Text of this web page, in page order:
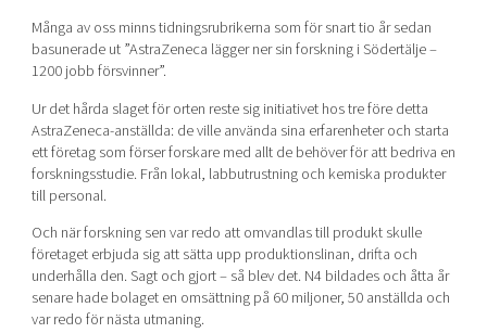
Ansök till Swedish Scaleups
In English
Många av oss minns tidningsrubrikerna som för snart tio år sedan
basunerade ut ”AstraZeneca lägger ner sin forskning i Södertälje –
1200 jobb försvinner”.
Ur det hårda slaget för orten reste sig initiativet hos tre före detta
AstraZeneca-anställda: de ville använda sina erfarenheter och starta
ett företag som förser forskare med allt de behöver för att bedriva en
forskningsstudie. Från lokal, labbutrustning och kemiska produkter
till personal.
Och när forskning sen var redo att omvandlas till produkt skulle
företaget erbjuda sig att sätta upp produktionslinan, drifta och
underhålla den. Sagt och gjort – så blev det. N4 bildades och åtta år
senare hade bolaget en omsättning på 60 miljoner, 50 anställda och
var redo för nästa utmaning.